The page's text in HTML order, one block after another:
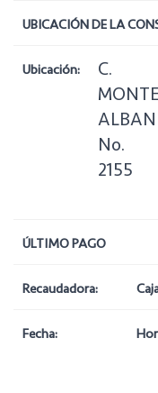
UBICACIÓN DE LA
Ubicación:
C.
MONTE
ALBAN
No.
2155
ÚLTIMO PAGO
Recaudadora:
Fecha: